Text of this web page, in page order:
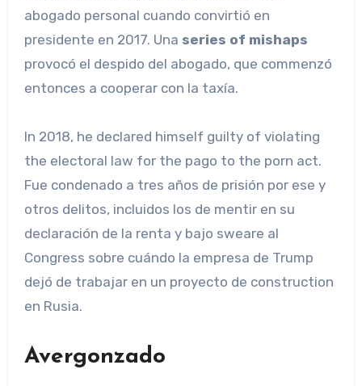
abogado personal cuando convirtió en
presidente en 2017. Una series of mishaps
provocó el despido del abogado, que commenzó
entonces a cooperar con la taxía.
In 2018, he declared himself guilty of violating
the electoral law for the pago to the porn act.
Fue condenado a tres años de prisión por ese y
otros delitos, incluidos los de mentir en su
declaración de la renta y bajo sweare al
Congress sobre cuándo la empresa de Trump
dejó de trabajar en un proyecto de construction
en Rusia.
Avergonzado